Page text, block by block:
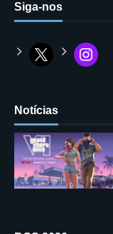
Siga-nos
Notícias